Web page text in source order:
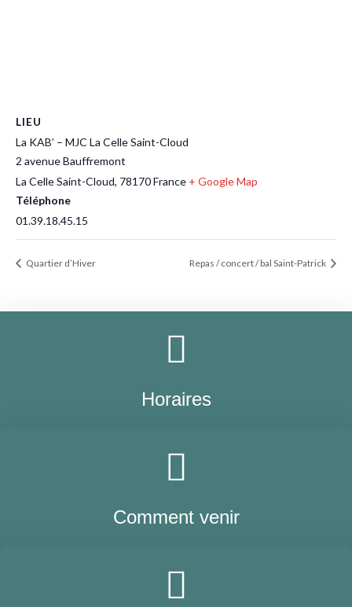
LIEU
La KAB’ – MJC La Celle Saint-Cloud
2 avenue Bauffremont
La Celle Saint-Cloud, 78170France + Google Map
Téléphone
01.39.18.45.15
Quartier d’Hiver Repas / concert / bal Saint-Patrick
Horaires
Comment venir